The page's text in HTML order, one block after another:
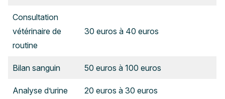
Consultation
vétérinaire de
routine
30 euros à 40 euros
Bilan sanguin 50 euros à 100 euros
Analyse d’urine 20 euros à 30 euros